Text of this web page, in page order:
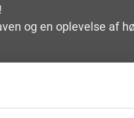
og en oplevelse af